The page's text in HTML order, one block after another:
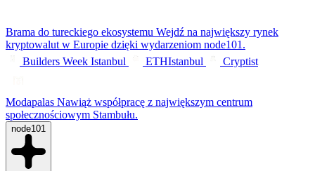
Brama do tureckiego ekosystemu Wejdź na największy rynek
kryptowalut w Europie dzięki wydarzeniom node101.
Builders Week Istanbul
ETHIstanbul Cryptist
Modapalas Nawiąż współpracę z największym centrum
społecznościowym Stambułu.
node101